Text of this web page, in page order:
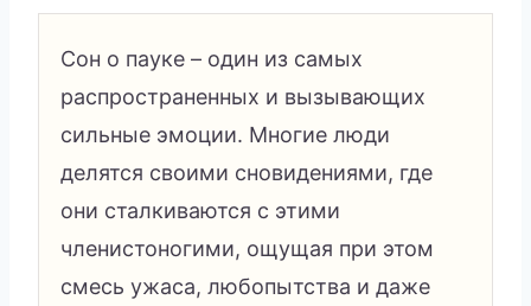
Сон о пауке – один из самых
распространенных и вызывающих
сильные эмоции. Многие люди
делятся своими сновидениями, где
они сталкиваются с этими
членистоногими, ощущая при этом
смесь ужаса, любопытства и даже